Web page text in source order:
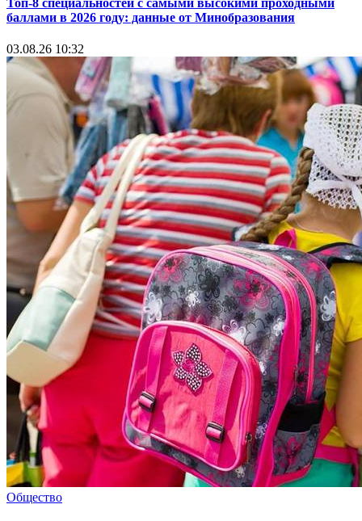
баллами в 2026 году: данные от Минобразования
03.08.26 10:32
Общество